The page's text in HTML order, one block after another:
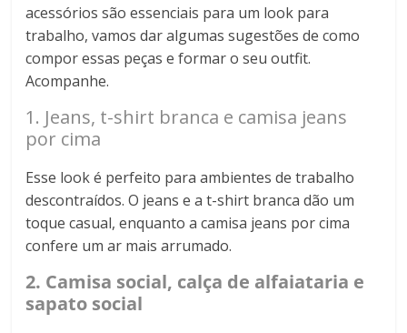
acessórios são essenciais para um look para
trabalho, vamos dar algumas sugestões de como
compor essas peças e formar o seu outfit.
Acompanhe.
1. Jeans, t-shirt branca e camisa jeans
por cima
Esse look é perfeito para ambientes de trabalho
descontraídos. O jeans e a t-shirt branca dão um
toque casual, enquanto a camisa jeans por cima
confere um ar mais arrumado.
2. Camisa social, calça de alfaiataria e
sapato social